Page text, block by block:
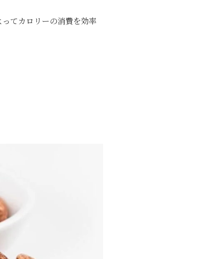
てカロリーの消費を効率